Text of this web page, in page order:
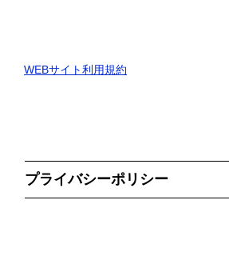
WEBサイト利用規約
プライバシーポリシー